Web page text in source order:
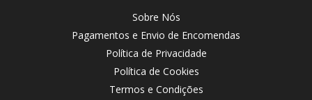
Sobre Nós
Pagamentos e Envio de Encomendas
Política de Privacidade
Política de Cookies
Termos e Condições